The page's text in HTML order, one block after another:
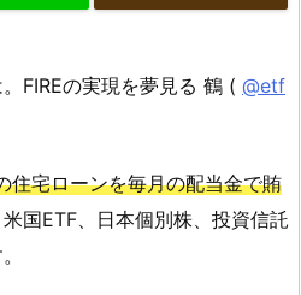
FIREの実現を夢見る 鶴 ( @etf
住宅ローンを毎月の配当金で賄
国ETF、日本個別株、投資信託